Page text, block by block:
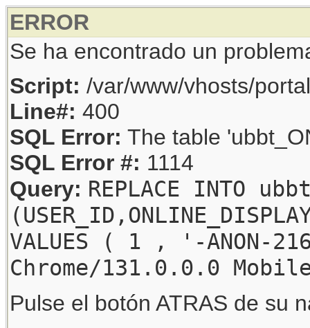
ERROR
Se ha encontrado un
Script: /var/www/vhosts/
Line#: 400
SQL Error: The table
SQL Error #: 1114
Query: REPLACE INTO
VALUES ( 1 , '-
Chrome/131.0.0.0
Pulse el botón ATRAS de su